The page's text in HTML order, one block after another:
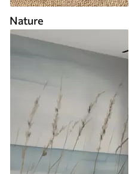
Nature